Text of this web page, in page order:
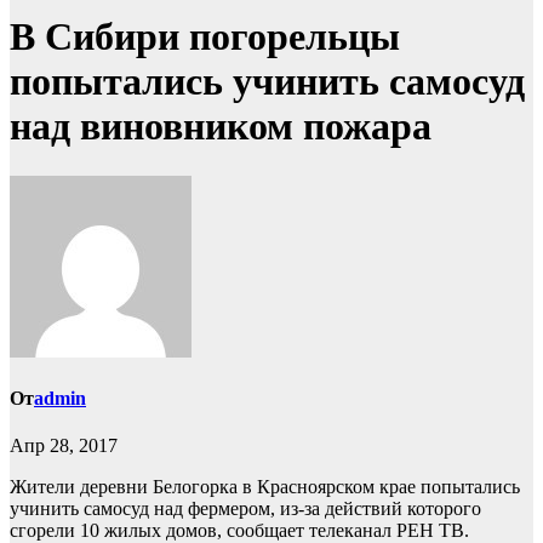
В Сибири погорельцы
попытались учинить самосуд
над виновником пожара
Отadmin
Апр 28, 2017
Жители деревни Белогорка в Красноярском крае попытались
учинить самосуд над фермером, из-за действий которого
сгорели 10 жилых домов, сообщает телеканал РЕН ТВ.